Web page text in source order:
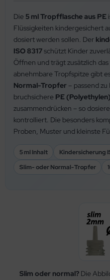
Die 5 ml Tropfflasche aus PE
Flüssigkeiten kindergesichert
dosiert werden sollen. Der
ISO 8317schützt Kinder
Öffnen und trägt zusätzlich
abnehmbare Tropfspitze gibt
Normal-Tropfer – passend
bruchsichere PE (Polyethylen)
zusammendrücken – so
kontrolliert. Die besonders
Proben, Muster und kleinste
5 ml Inhalt Kindersicherung
Slim- oder Normal-Tropfer
Slim oder normal? Die